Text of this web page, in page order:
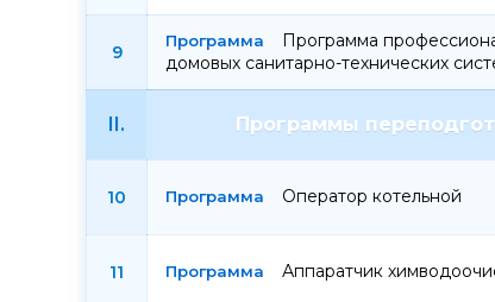
9
Программа
домовых санитарно-технических
II. Программы
10 Оператор котельной
11 Аппаратчик